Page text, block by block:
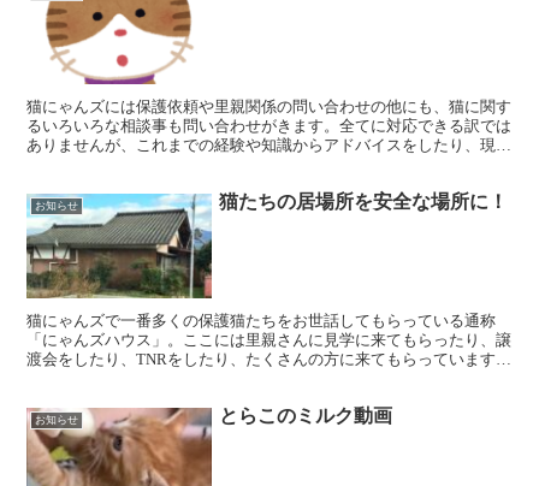
猫にゃんズには保護依頼や里親関係の問い合わせの他にも、猫に関す
るいろいろな相談事も問い合わせがきます。全てに対応できる訳では
ありませんが、これまでの経験や知識からアドバイスをしたり、現場
お知らせ 猫たちの居場所を安全な場所に！
猫にゃんズで一番多くの保護猫たちをお世話してもらっている通称
「にゃんズハウス」。ここには里親さんに見学に来てもらったり、譲
渡会をしたり、TNRをしたり、たくさんの方に来てもらっています。
お知らせ とらこのミルク動画